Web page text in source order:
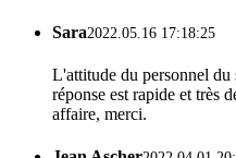
Sara2022.05.16 17:18:25
L'attitude du personnel du
réponse est rapide et très
affaire, merci.